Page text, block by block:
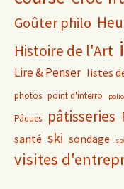
Goûter philo
Histoire de l'Art
Lire & Penser listes
photos point d'interro
Pâques pâtisseries
santé ski sondage
visites